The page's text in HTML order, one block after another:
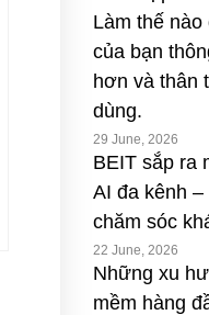
Làm thế
của bạn
hơn và thân
dùng.
BEIT sắp ra
AI đa kênh
chăm sóc
29 June, 2026
Những xu
mềm hàng
22 June, 2026